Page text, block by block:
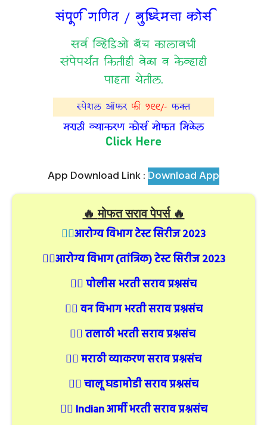
App Download Link : Download App
🔥मोफत सराव पेपर्स 🔥
👉🏻आरोग्य विभाग टेस्ट सिरीज २०२३
👉🏻आरोग्य विभाग (तांत्रिक) टेस्ट सिरीज २०२३
👉🏻पोलीस भरती सराव प्रश्नसंच
👉🏻वन विभाग भरती सराव प्रश्नसंच
👉🏻तलाठी भरती सराव प्रश्नसंच
👉🏻मराठी व्याकरण सराव प्रश्नसंच
👉🏻चालू घडामोडी सराव प्रश्नसंच
👉🏻 Indian आर्मी भरती सराव प्रश्नसंच